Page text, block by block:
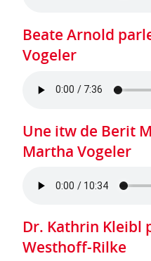
Beate Arnold
Vogeler
Une itw de Berit
Martha Vogeler
Dr. Kathrin Kleibl
Westhoff-Rilke